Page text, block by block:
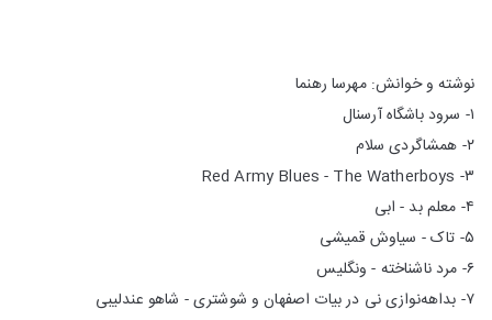
نوشته و خوانش: مهرسا رهنما
۱- سرود باشگاه آرسنال
۲- همشاگردی سلام
۳- Red Army Blues - The Watherboys
۴- معلم بد - ابی
۵- تاک - سیاوش قمیشی
۶- مرد ناشناخته - ونگلیس
۷- بداهه‌نوازی نی در بیات اصفهان و شوشتری - شاهو عندلیبی